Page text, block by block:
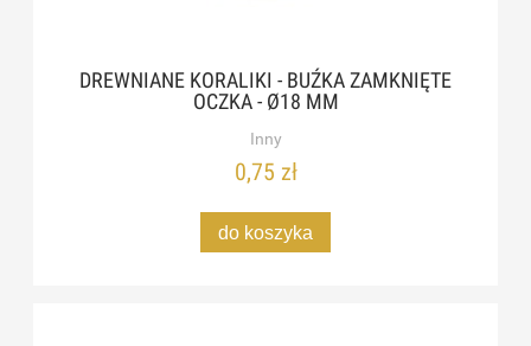
DREWNIANE KORALIKI - BUŹKA ZAMKNIĘTE
OCZKA - Ø18 MM
Inny
0,75 zł
do koszyka